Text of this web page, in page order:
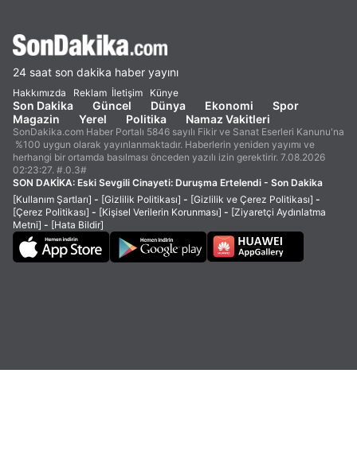
24 saat son dakika haber yayını
Hakkımızda Reklam İletişim Künye
Son Dakika Güncel Dünya Ekonomi
Spor
Magazin
Yerel Politika Namaz Vakitleri
SonDakika.com Haber Portalı 5846 sayılı Fikir ve Sanat Eserleri Kanunu'na
%100 uygun olarak yayınlanmaktadır. Haberlerin yeniden yayımı ve
herhangi bir ortamda basılması önceden yazılı izin gerektirir. 7.08.2026
02:23:27. #.0.3#
SON DAKİKA: Eski Sevgili Cinayeti: Duruşma Ertelendi - Son Dakika
[Kullanım Şartları] - [Gizlilik Politikası] - [Gizlilik ve Çerez Politikası] -
[Çerez Politikası] - [Kişisel Verilerin Korunması] - [Ziyaretçi Aydınlatma
Metni] - [Hata Bildir]